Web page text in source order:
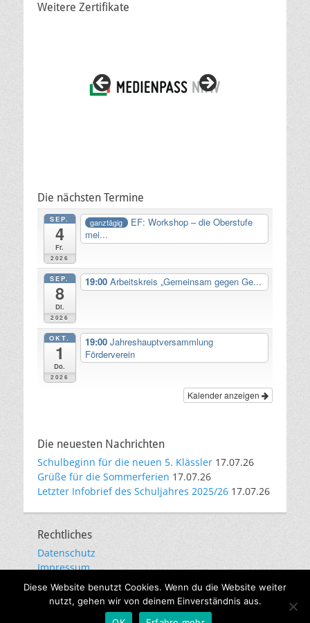
Weitere Zertifikate
Die nächsten Termine
SEP.
4
Fr.
2026
ganztägig
EF: Workshop – die Oberstufe
mei...
SEP.
8
Di.
2026
19:00 Arbeitskreis „Gemeinsam gegen Ge...
OKT.
1
Do.
2026
19:00 Jahreshauptversammlung
Förderverein
Kalender anzeigen
Die neuesten Nachrichten
Schulbeginn für die neuen 5. Klässler 17.07.26
Grüße für die Sommerferien 17.07.26
Letzter Infobrief des Schuljahres 2025/26 17.07.26
Rechtliches
Datenschutz
Impressum
E-Mail-Kommunikation
Städtisches Gymnasium Gevelsberg
Diese Website benutzt Cookies. Wenn du die Website weiter
nutzt, gehen wir von deinem Einverständnis aus.